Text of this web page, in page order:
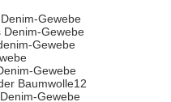
Gewebe
Denim-Gewebe
Gewebe
Gewebe
Baumwolle12
Gewebe